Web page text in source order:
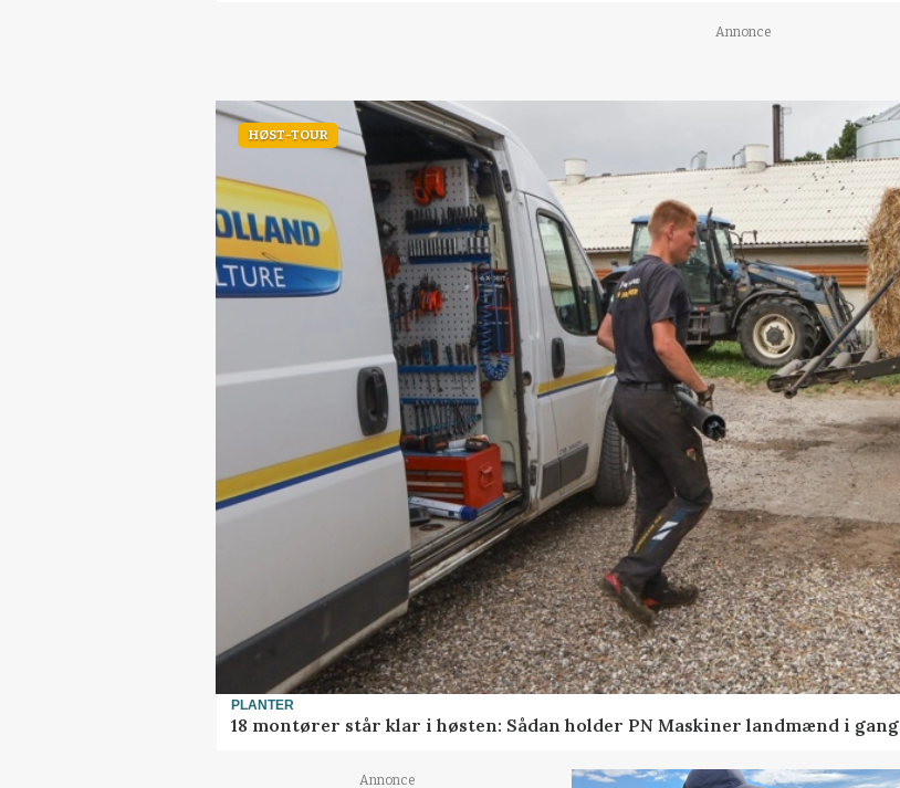
Annonce
HØST-TOUR
PLANTER
18 montører står klar i høsten: Sådan holder PN Maskiner landmænd i gang
Annonce